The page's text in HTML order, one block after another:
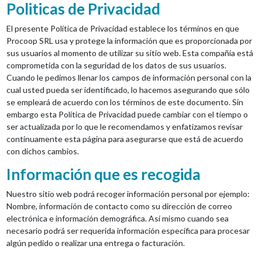
Politicas de Privacidad
El presente Política de Privacidad establece los términos en que
Procoop SRL usa y protege la información que es proporcionada por
sus usuarios al momento de utilizar su sitio web. Esta compañía está
comprometida con la seguridad de los datos de sus usuarios.
Cuando le pedimos llenar los campos de información personal con la
cual usted pueda ser identificado, lo hacemos asegurando que sólo
se empleará de acuerdo con los términos de este documento. Sin
embargo esta Política de Privacidad puede cambiar con el tiempo o
ser actualizada por lo que le recomendamos y enfatizamos revisar
continuamente esta página para asegurarse que está de acuerdo
con dichos cambios.
Información que es recogida
Nuestro sitio web podrá recoger información personal por ejemplo:
Nombre, información de contacto como su dirección de correo
electrónica e información demográfica. Así mismo cuando sea
necesario podrá ser requerida información específica para procesar
algún pedido o realizar una entrega o facturación.